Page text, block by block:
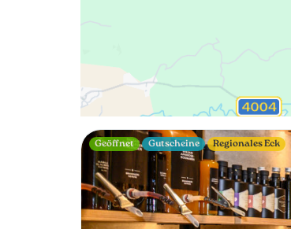
Geöffnet Gutscheine Regionales Eck